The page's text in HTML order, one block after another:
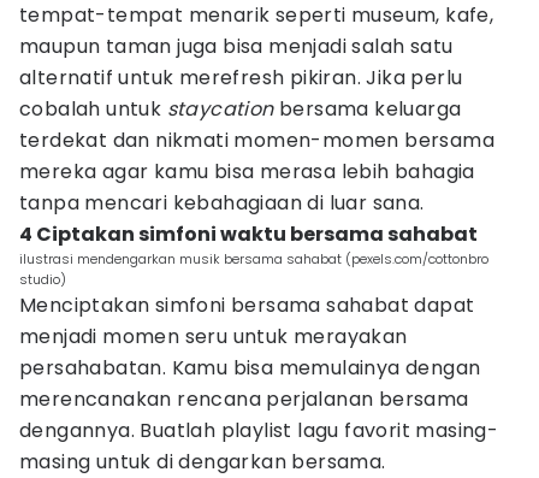
tempat-tempat menarik seperti museum, kafe,
maupun taman juga bisa menjadi salah satu
alternatif untuk merefresh pikiran. Jika perlu
cobalah untuk staycationbersama keluarga
terdekat dan nikmati momen-momen bersama
mereka agar kamu bisa merasa lebih bahagia
tanpa mencari kebahagiaan di luar sana.
4 Ciptakan simfoni waktu bersama sahabat
ilustrasi mendengarkan musik bersama sahabat (pexels.com/cottonbro
studio)
Menciptakan simfoni bersama sahabat dapat
menjadi momen seru untuk merayakan
persahabatan. Kamu bisa memulainya dengan
merencanakan rencana perjalanan bersama
dengannya. Buatlah playlist lagu favorit masing-
masing untuk di dengarkan bersama.